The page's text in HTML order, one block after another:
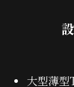
大型薄型